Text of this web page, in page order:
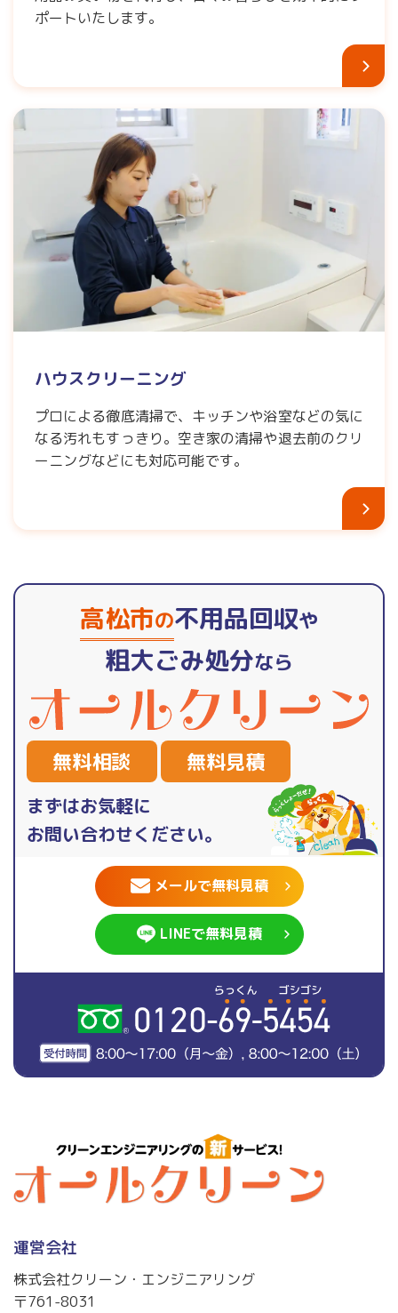
ポートいたします。
ハウスクリーニング
プロによる徹底清掃で、キッチンや浴室などの気に
なる汚れもすっきり。空き家の清掃や退去前のクリ
ーニングなどにも対応可能です。
高松市の不用品回収や
粗大ごみ処分なら
無料相談 無料見積
まずはお気軽に
お問い合わせください。
メールで無料見積
LINEで無料見積
運営会社
株式会社クリーン・エンジニアリング
〒761-8031